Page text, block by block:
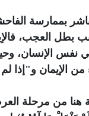
بممارسة
بطل العجب،
نفس الإنسان،
من الإيمان و"إذا
هنا من مرحلة